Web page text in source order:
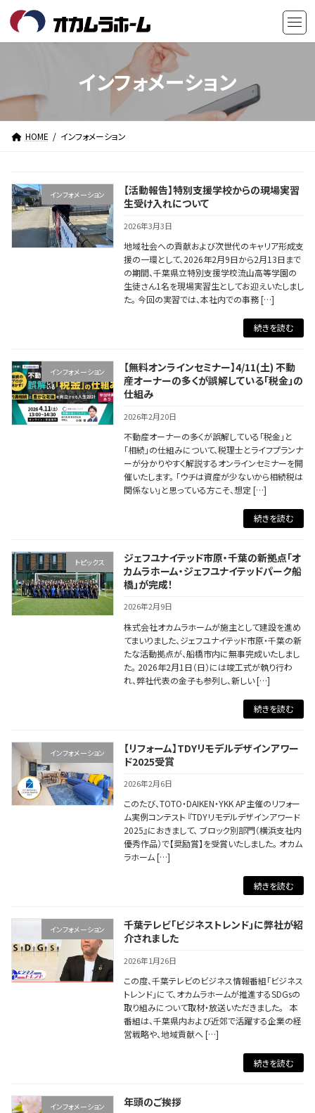
テ
ス
キ
ゲ
ン
に
インフォメーション
HOME インフォメーション
インフォメーション
【活動報告】特別支援学校からの現場実習
生受け入れについて
2026年3月3日
地域社会への貢献および次世代のキャリア形成支
援の一環として、2026年2月9日から2月13日まで
の期間、千葉県立特別支援学校流山高等学園の
生徒さん1名を現場実習生としてお迎えいたしまし
た。 今回の実習では、本社内での事務 […]
続きを読む
インフォメーション
【無料オンラインセミナー】4/11(土) 不動
産オーナーの多くが誤解している「税金」の
仕組み
2026年2月20日
不動産オーナーの多くが誤解している「税金」と
「相続」の仕組みについて、税理士とライフプランナ
ーが分かりやすく解説するオンラインセミナーを開
催いたします。 「ウチは資産が少ないから相続税は
関係ない」と思っている方こそ、想定 […]
続きを読む
トピックス
ジェフユナイテッド市原・千葉の新拠点「オ
カムラホーム・ジェフユナイテッドパーク船
橋」が完成！
2026年2月9日
株式会社オカムラホームが施主として建設を進め
てまいりました、ジェフユナイテッド市原・千葉の新
たな活動拠点が、船橋市内に無事完成いたしまし
た。 2026年2月1日（日）には竣工式が執り行わ
れ、弊社代表の金子も参列し、新しい […]
続きを読む
インフォメーション
【リフォーム】TDYリモデルデザインアワー
ド2025受賞
2026年2月6日
このたび、TOTO・DAIKEN・YKK AP主催のリフォー
ム実例コンテスト 『TDYリモデルデザインアワード
2025』におきまして、 ブロック別部門（横浜支社内
優秀作品）で【奨励賞】を受賞いたしました。 オカム
ラホーム […]
続きを読む
インフォメーション
千葉テレビ「ビジネストレンド」に弊社が紹
介されました
2026年1月26日
この度、千葉テレビのビジネス情報番組「ビジネス
トレンド」にて、オカムラホームが推進するSDGsの
取り組みについて取材・放送いただきました。 本
番組は、千葉県内および近郊で活躍する企業の経
営戦略や、地域貢献へ […]
続きを読む
インフォメーション 年頭のご挨拶